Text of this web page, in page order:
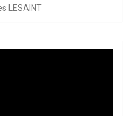
LESAINT